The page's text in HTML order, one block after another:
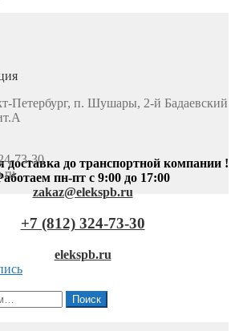
Петербург, п. Шушары, 2-й Бадаевский
73-30
доставка до транспортной компании !
пн-пт с 9:00 до 17:00
zakaz@elekspb.ru
+7 (812) 324-73-30
elekspb.ru
Поиск